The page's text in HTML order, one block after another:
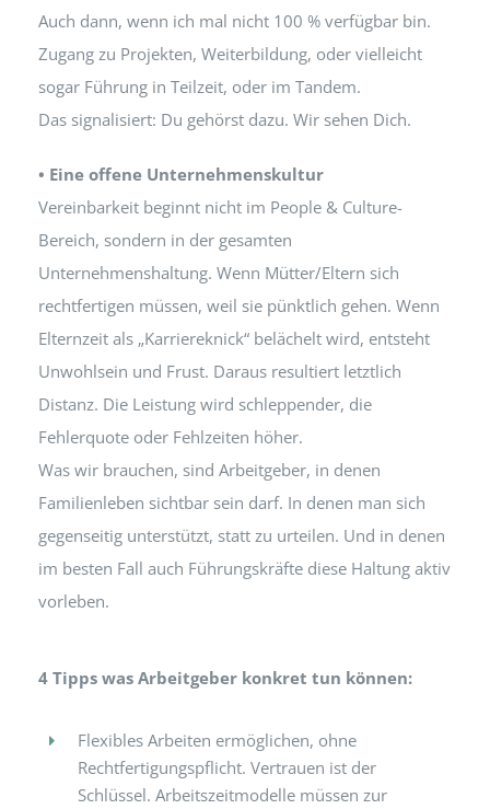
Auch dann, wenn ich mal nicht 100 % verfügbar bin.
Zugang zu Projekten, Weiterbildung, oder vielleicht
sogar Führung in Teilzeit, oder im Tandem.
Das signalisiert: Du gehörst dazu. Wir sehen Dich.
• Eine offene Unternehmenskultur
Vereinbarkeit beginnt nicht im People & Culture-
Bereich, sondern in der gesamten
Unternehmenshaltung. Wenn Mütter/Eltern sich
rechtfertigen müssen, weil sie pünktlich gehen. Wenn
Elternzeit als „Karriereknick“ belächelt wird, entsteht
Unwohlsein und Frust. Daraus resultiert letztlich
Distanz. Die Leistung wird schleppender, die
Fehlerquote oder Fehlzeiten höher.
Was wir brauchen, sind Arbeitgeber, in denen
Familienleben sichtbar sein darf. In denen man sich
gegenseitig unterstützt, statt zu urteilen. Und in denen
im besten Fall auch Führungskräfte diese Haltung aktiv
vorleben.
4 Tipps was Arbeitgeber konkret tun können:
Flexibles Arbeiten ermöglichen, ohne
Rechtfertigungspflicht. Vertrauen ist der
Schlüssel. Arbeitszeitmodelle müssen zur